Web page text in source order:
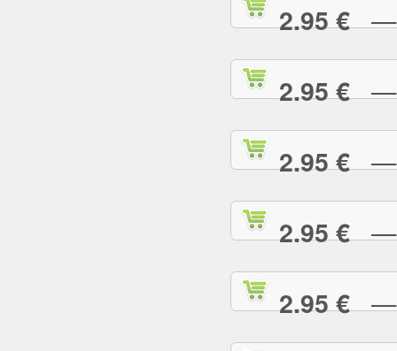
2.95 €—
2.95 €—
2.95 €—
2.95 €—
2.95 €—